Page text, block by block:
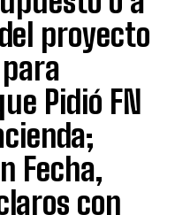
proyecto
Pidió FN
Fecha,
con